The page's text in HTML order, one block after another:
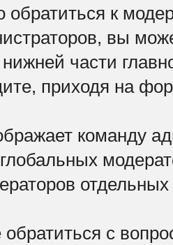
к
вы
части
приходя на
команду
с